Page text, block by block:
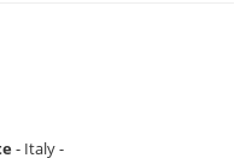
- Italy -